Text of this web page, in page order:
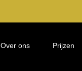
Over ons Prijzen